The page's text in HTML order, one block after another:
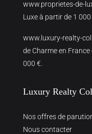
www.proprietes-de-
Luxe à partir de 1 000
www.luxury-realty-
de Charme en
000 €.
Luxury Realty
Nos offres de
Nous contacter